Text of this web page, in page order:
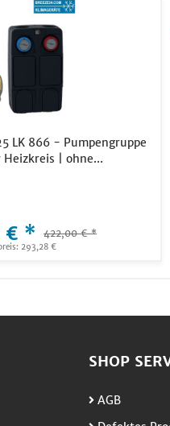
LK 866 - Pumpengruppe
| ohne...
€ * 422,00 € *
293,28 €
SHOP
AGB